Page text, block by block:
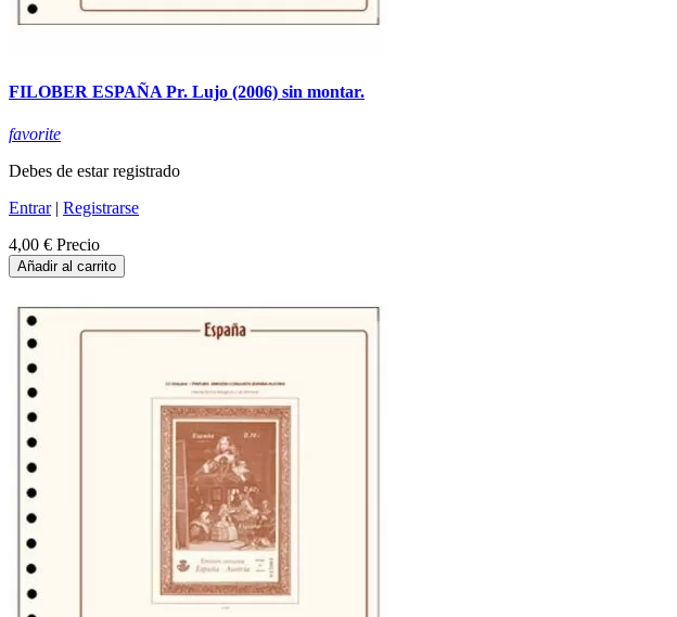
FILOBER ESPAÑA Pr. Lujo (2006) sin montar.
favorite
Debes de estar registrado
Entrar| Registrarse
4,00 € Precio
Añadir al carrito